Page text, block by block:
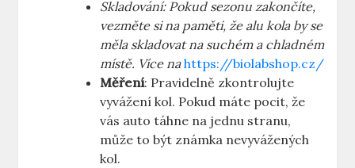
Skladování: Pokud sezonu zakončíte,
vezměte si na paměti, že alu kola by se
měla skladovat na suchém a chladném
místě. Více nahttps://biolabshop.cz/
Měření: Pravidelně zkontrolujte
vyvážení kol. Pokud máte pocit, že
vás auto táhne na jednu stranu,
může to být známka nevyvážených
kol.